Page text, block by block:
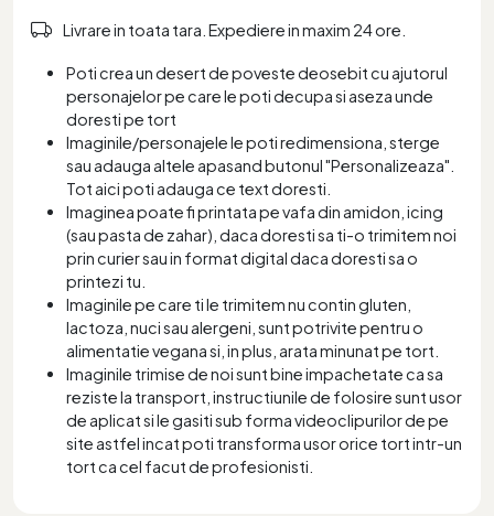
Livrare in toata tara. Expediere in maxim 24 ore.
Poti crea un desert de poveste deosebit cu ajutorul
personajelor pe care le poti decupa si aseza unde
doresti pe tort
Imaginile/personajele le poti redimensiona, sterge
sau adauga altele apasand butonul "Personalizeaza".
Tot aici poti adauga ce text doresti.
Imaginea poate fi printata pe vafa din amidon, icing
(sau pasta de zahar), daca doresti sa ti-o trimitem noi
prin curier sau in format digital daca doresti sa o
printezi tu.
Imaginile pe care ti le trimitem nu contin gluten,
lactoza, nuci sau alergeni, sunt potrivite pentru o
alimentatie vegana si, in plus, arata minunat pe tort.
Imaginile trimise de noi sunt bine impachetate ca sa
reziste la transport, instructiunile de folosire sunt usor
de aplicat si le gasiti sub forma videoclipurilor de pe
site astfel incat poti transforma usor orice tort intr-un
tort ca cel facut de profesionisti.